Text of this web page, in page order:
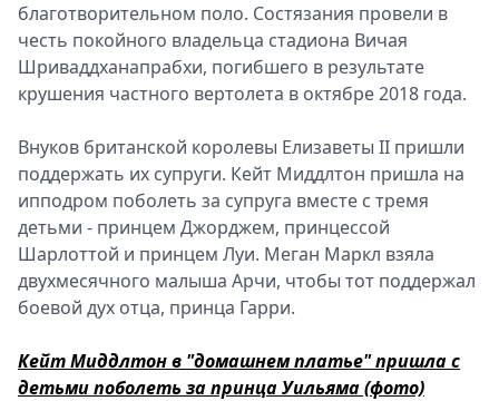
благотворительном поло. Состязания провели в
честь покойного владельца стадиона Вичая
Шриваддханапрабхи, погибшего в результате
крушения частного вертолета в октябре 2018 года.
Внуков британской королевы Елизаветы II пришли
поддержать их супруги. Кейт Миддлтон пришла на
ипподром поболеть за супруга вместе с тремя
детьми - принцем Джорджем, принцессой
Шарлоттой и принцем Луи. Меган Маркл взяла
двухмесячного малыша Арчи, чтобы тот поддержал
боевой дух отца, принца Гарри.
Кейт Миддлтон в "домашнем платье" пришла с
детьми поболеть за принца Уильяма (фото)